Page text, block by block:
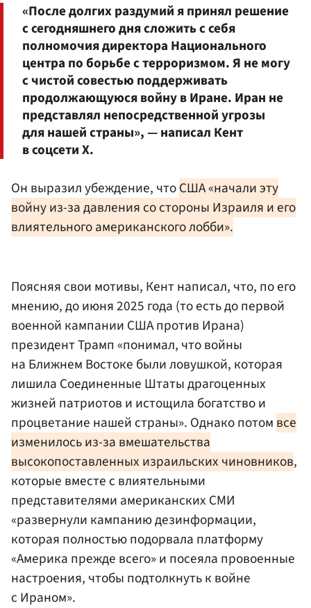
«После долгих раздумий я принял решение
с сегодняшнего дня сложить с себя
полномочия директора Национального
центра по борьбе с терроризмом. Я не могу
с чистой совестью поддерживать
продолжающуюся войну в Иране. Иран не
представлял непосредственной угрозы
для нашей страны», — написал Кент
в соцсети Х.
Он выразил убеждение, чтоСША «начали эту
войну из-за давления со стороны Израиля и его
влиятельного американского лобби».
Поясняя свои мотивы, Кент написал, что, по его
мнению, до июня 2025 года (то есть до первой
военной кампании США против Ирана)
президент Трамп «понимал, что войны
на Ближнем Востоке были ловушкой, которая
лишила Соединенные Штаты драгоценных
жизней патриотов и истощила богатство и
процветание нашей страны». Однако потом все
изменилось из-за вмешательства
высокопоставленных израильских чиновников,
которые вместе с влиятельными
представителями американских СМИ
«развернули кампанию дезинформации,
которая полностью подорвала платформу
«Америка прежде всего» и посеяла провоенные
настроения, чтобы подтолкнуть к войне
с Ираном».